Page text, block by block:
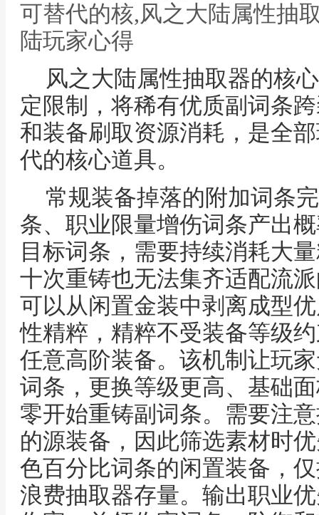
可替代的核,风之大陆属性抽
陆玩家心得
风之大陆属性抽取器的核
定限制，将稀有优质副词条
和装备刷取资源消耗，是全
代的核心道具。
常规装备掉落的附加词条
条、职业限量增伤词条产出
目标词条，需要持续消耗大
十次重铸也无法集齐适配流
可以从闲置金装中剥离成型
性精粹，精粹不受装备等级
任意高阶装备。该机制让玩
词条，更换等级更高、基础
零开始重铸副词条。需要注
的源装备，因此筛选素材时
色百分比词条的闲置装备，
浪费抽取器存量。输出职业